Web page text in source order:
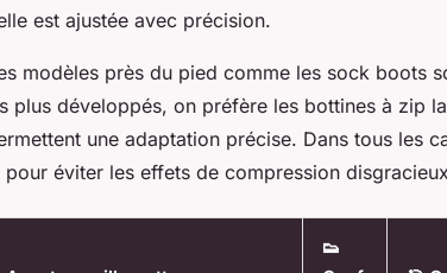
est ajustée avec précision.
modèles près du pied comme les sock boots
plus développés, on préfère les bottines à zip
une adaptation précise. Dans tous les
pour éviter les effets de compression
👟